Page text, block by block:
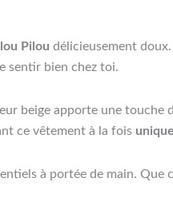
Pilou délicieusement
sentir bien chez toi.
beige apporte une
ce vêtement à la fois unique
à portée de main.